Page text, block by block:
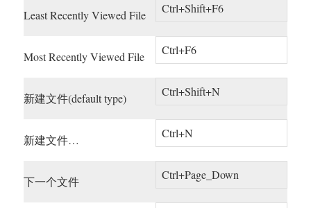
Least Recently Viewed File Ctrl+Shift+F6
Most Recently Viewed File Ctrl+F6
新建文件(default type) Ctrl+Shift+N
新建文件… Ctrl+N
下一个文件 Ctrl+Page_Down